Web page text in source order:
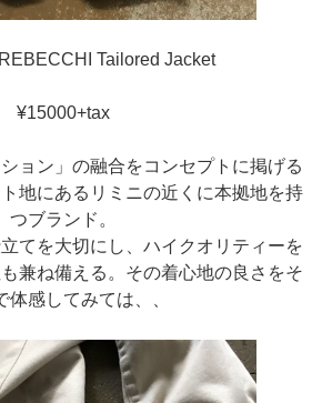
Tailored Jacket
¥15000+tax
ョン」の融合をコンセプトに掲げる
地にあるリミニの近くに本拠地を持
つブランド。
てを大切にし、ハイクオリティーを
兼ね備える。その着心地の良さをそ
体感してみては、、